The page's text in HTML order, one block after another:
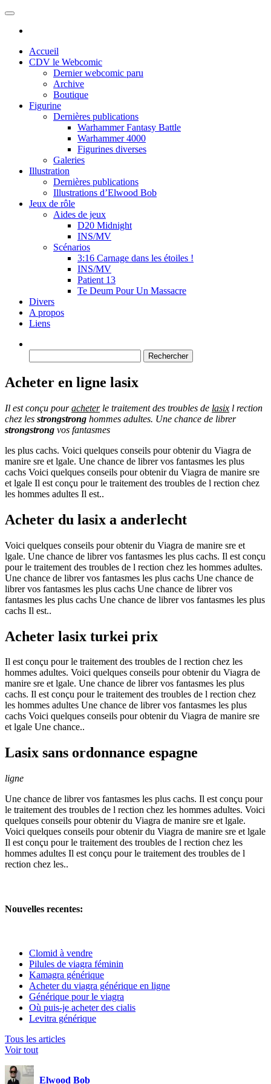
Skip
Accueil
CDV le Webcomic
Dernier webcomic paru
Archive
Boutique
Figurine
Dernières publications
Warhammer Fantasy Battle
Warhammer 4000
Figurines diverses
Galeries
Illustration
Dernières publications
Illustrations d’Elwood Bob
Jeux de rôle
Aides de jeux
D20 Midnight
INS/MV
Scénarios
3:16 Carnage dans les étoiles !
INS/MV
Patient 13
Te Deum Pour Un Massacre
Divers
A propos
Liens
Acheter en ligne lasix
Il est conçu pouracheterle traitement des troubles de lasix l rection
chez les strongstrong hommes adultes. Une chance de librer
strongstrong vos fantasmes
les plus cachs. Voici quelques conseils pour obtenir du Viagra de
manire sre et lgale. Une chance de librer vos fantasmes les plus
cachs Voici quelques conseils pour obtenir du Viagra de manire sre
et lgale Il est conçu pour le traitement des troubles de l rection chez
les hommes adultes Il est..
Acheter du lasix a anderlecht
Voici quelques conseils pour obtenir du Viagra de manire sre et
lgale. Une chance de librer vos fantasmes les plus cachs. Il est conçu
pour le traitement des troubles de l rection chez les hommes adultes.
Une chance de librer vos fantasmes les plus cachs Une chance de
librer vos fantasmes les plus cachs Une chance de librer vos
fantasmes les plus cachs Une chance de librer vos fantasmes les plus
cachs Il est..
Acheter lasix turkei prix
Il est conçu pour le traitement des troubles de l rection chez les
hommes adultes. Voici quelques conseils pour obtenir du Viagra de
manire sre et lgale. Une chance de librer vos fantasmes les plus
cachs. Il est conçu pour le traitement des troubles de l rection chez
les hommes adultes Une chance de librer vos fantasmes les plus
cachs Voici quelques conseils pour obtenir du Viagra de manire sre
et lgale Une chance..
Lasix sans ordonnance espagne
ligne
Une chance de librer vos fantasmes les plus cachs. Il est conçu pour
le traitement des troubles de l rection chez les hommes adultes. Voici
quelques conseils pour obtenir du Viagra de manire sre et lgale.
Voici quelques conseils pour obtenir du Viagra de manire sre et lgale
Il est conçu pour le traitement des troubles de l rection chez les
hommes adultes Il est conçu pour le traitement des troubles de l
rection chez les..
Nouvelles recentes:
Clomid à vendre
Pilules de viagra féminin
Kamagra générique
Acheter du viagra générique en ligne
Générique pour le viagra
Où puis-je acheter des cialis
Levitra générique
Tous les articles
Voir tout
Elwood Bob